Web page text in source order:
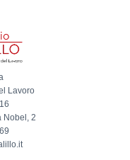
Lavoro
Nobel, 2